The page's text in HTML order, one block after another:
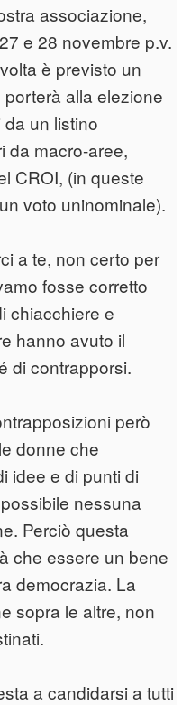
associazione,
e 28 novembre p.v.
è previsto un
alla elezione
un listino
da macro-aree,
CROI, (in queste
voto uninominale).
a te, non certo per
fosse corretto
chiacchiere e
hanno avuto il
di contrapporsi.
però
donne che
idee e di punti di
nessuna
Perciò questa
che essere un bene
democrazia. La
sopra le altre, non
a candidarsi a tutti